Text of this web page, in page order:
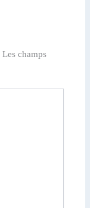
Les champs